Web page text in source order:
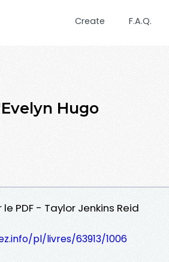
Create F.A.Q.
Hugo
PDF - Taylor Jenkins Reid
pl/livres/63913/1006